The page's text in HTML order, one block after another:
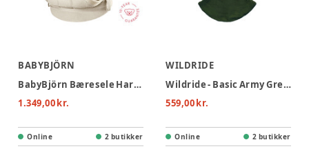
BABYBJÖRN
BabyBjörn Bæresele Harmony - 3D Mesh, Cremefarvet
1.349,00 kr.
Online 2 butikker
WILDRIDE
Wildride - Basic Army Green
559,00 kr.
Online 2 butikker